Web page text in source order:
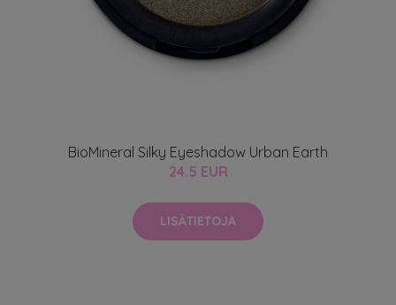
BioMineral Silky Eyeshadow Urban Earth
24.5 EUR
LISÄTIETOJA